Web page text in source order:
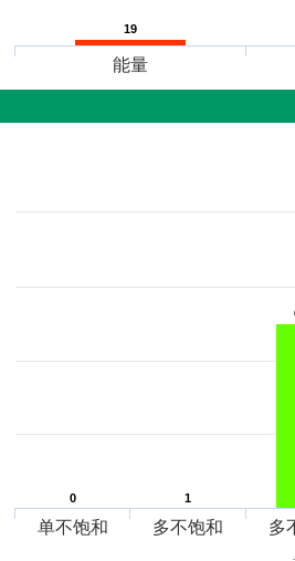
19
19
能量
0
0 1
1
单不饱和 多不饱和 多